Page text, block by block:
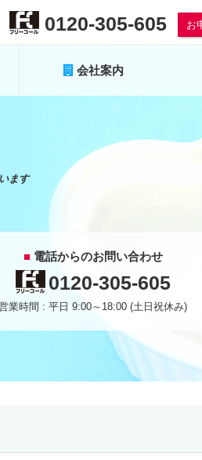
0120-305-605 お
会社案内
ます
■ 電話からのお問い合わせ
0120-305-605
業時間 : 平日 9:00～18:00 (土日祝休み)